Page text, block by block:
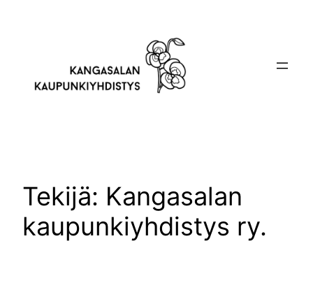
Tekijä: Kangasalan
kaupunkiyhdistys ry.